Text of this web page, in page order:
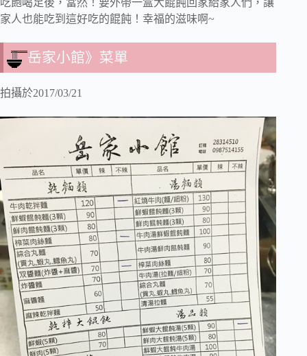
家人也能吃到這好吃的餛飩！幸福的滋味啊~
岳家小館》菜單
拍攝於2017/03/21